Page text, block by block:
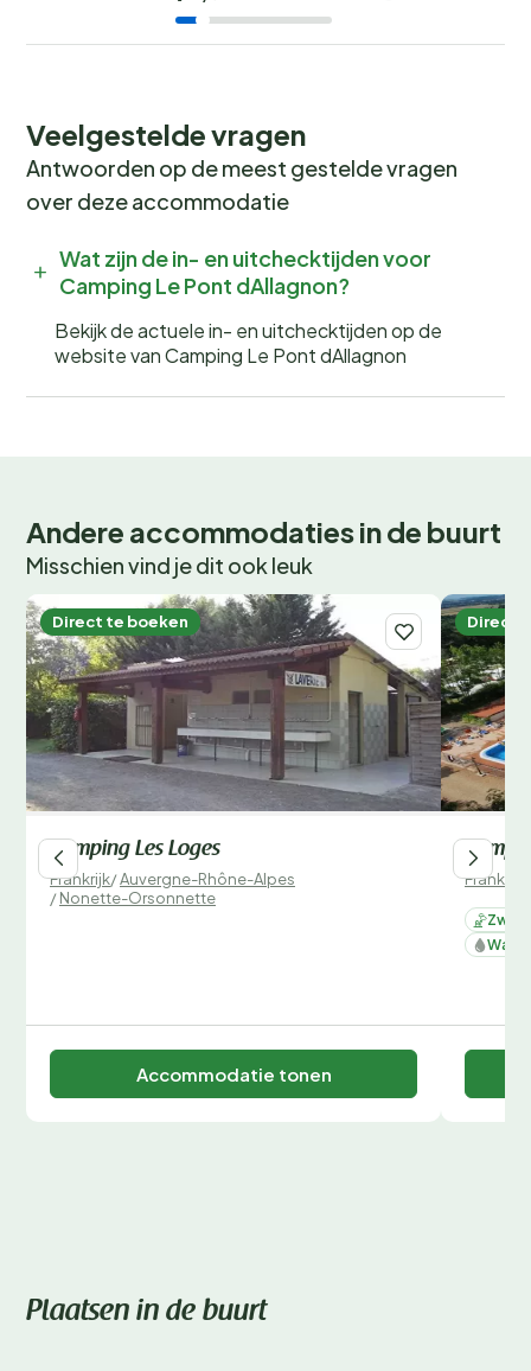
een middag vol waterpret in het zwembad. Sluit de
dag af met een diner in het restaurant en een avond
Boek nu jouw onvergetelijke
vakantie
Wil jij wakker worden met het geluid van fluitende
vogels en de geur van verse broodjes? Boek nu jouw
plek bij Camping Le Pont d'Allagnon en beleef een
onvergetelijke kampeervakantie! Wees er snel bij, want
populaire periodes zijn snel volgeboekt.
Veelgestelde vragen
Antwoorden op de meest gestelde vragen
over deze accommodatie
Wat zijn de in- en uitchecktijden voor
Camping Le Pont dAllagnon?
Bekijk de actuele in- en uitchecktijden op de
website van Camping Le Pont dAllagnon
Andere accommodaties in de buurt
Misschien vind je dit ook leuk
Direct te boeken
Camping Les Loges
Frankrijk/Auvergne-Rhône-Alpes
/Nonette-Orsonnette
Accommodatie tonen
Direct
Frankrijk
Plaatsen in de buurt